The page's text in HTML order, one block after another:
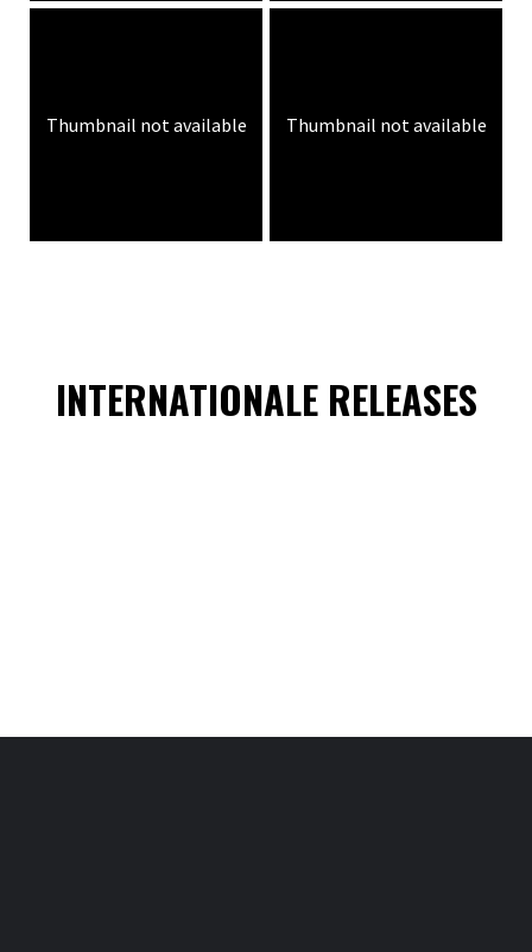
Thumbnail not available Thumbnail not available
INTERNATIONALE RELEASES